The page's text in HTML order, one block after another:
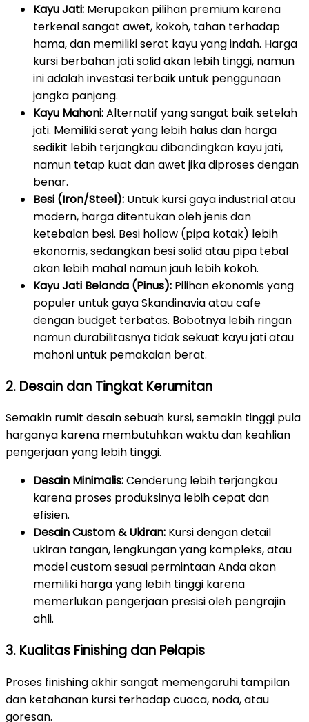
Kayu Jati: Merupakan pilihan premium karena
terkenal sangat awet, kokoh, tahan terhadap
hama, dan memiliki serat kayu yang indah. Harga
kursi berbahan jati solid akan lebih tinggi, namun
ini adalah investasi terbaik untuk penggunaan
jangka panjang.
Kayu Mahoni:Alternatif yang sangat baik setelah
jati. Memiliki serat yang lebih halus dan harga
sedikit lebih terjangkau dibandingkan kayu jati,
namun tetap kuat dan awet jika diproses dengan
benar.
Besi (Iron/Steel): Untuk kursi gaya industrial atau
modern, harga ditentukan oleh jenis dan
ketebalan besi. Besi hollow (pipa kotak) lebih
ekonomis, sedangkan besi solid atau pipa tebal
akan lebih mahal namun jauh lebih kokoh.
Kayu Jati Belanda (Pinus): Pilihan ekonomis yang
populer untuk gaya Skandinavia atau cafe
dengan budget terbatas. Bobotnya lebih ringan
namun durabilitasnya tidak sekuat kayu jati atau
mahoni untuk pemakaian berat.
2. Desain dan Tingkat Kerumitan
Semakin rumit desain sebuah kursi, semakin tinggi pula
harganya karena membutuhkan waktu dan keahlian
pengerjaan yang lebih tinggi.
Desain Minimalis:Cenderung lebih terjangkau
karena proses produksinya lebih cepat dan
efisien.
Desain Custom & Ukiran: Kursi dengan detail
ukiran tangan, lengkungan yang kompleks, atau
model custom sesuai permintaan Anda akan
memiliki harga yang lebih tinggi karena
memerlukan pengerjaan presisi oleh pengrajin
ahli.
3. Kualitas Finishing dan Pelapis
Proses finishing akhir sangat memengaruhi tampilan
dan ketahanan kursi terhadap cuaca, noda, atau
goresan.